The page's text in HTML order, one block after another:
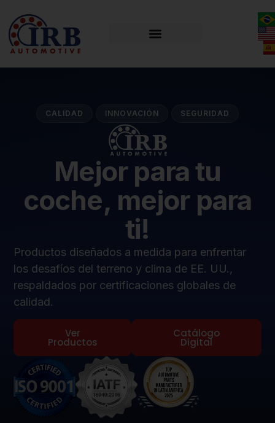
CALIDAD INNOVACIÓN SEGURIDAD
Mejor para tu
coche, mejor para
ti!
Productos diseñados a medida para enfrentar
los desafíos del terreno y clima de EE. UU.,
respaldados por certificaciones globales de
calidad.
Ver
Productos
Catálogo
Digital